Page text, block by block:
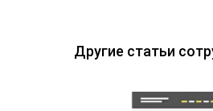
Другие статьи